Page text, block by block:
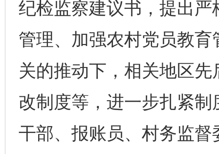
纪检监察建议书，提出
管理、加强农村党员教
关的推动下，相关地区
改制度等，进一步扎紧
干部、报账员、村务监督